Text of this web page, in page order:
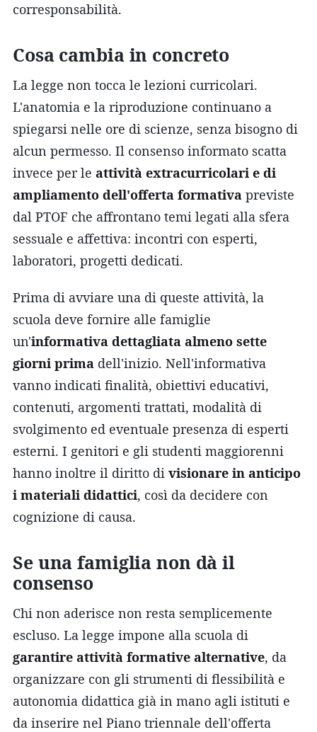
corresponsabilità.
Cosa cambia in concreto
La legge non tocca le lezioni curricolari.
L'anatomia e la riproduzione continuano a
spiegarsi nelle ore di scienze, senza bisogno di
alcun permesso. Il consenso informato scatta
invece per le attività extracurricolari e di
ampliamento dell'offerta formativa previste
dal PTOF che affrontano temi legati alla sfera
sessuale e affettiva: incontri con esperti,
laboratori, progetti dedicati.
Prima di avviare una di queste attività, la
scuola deve fornire alle famiglie
un'informativa dettagliata almeno sette
giorni prima dell'inizio. Nell'informativa
vanno indicati finalità, obiettivi educativi,
contenuti, argomenti trattati, modalità di
svolgimento ed eventuale presenza di esperti
esterni. I genitori e gli studenti maggiorenni
hanno inoltre il diritto di visionare in anticipo
i materiali didattici, così da decidere con
cognizione di causa.
Se una famiglia non dà il
consenso
Chi non aderisce non resta semplicemente
escluso. La legge impone alla scuola di
garantire attività formative alternative, da
organizzare con gli strumenti di flessibilità e
autonomia didattica già in mano agli istituti e
da inserire nel Piano triennale dell'offerta